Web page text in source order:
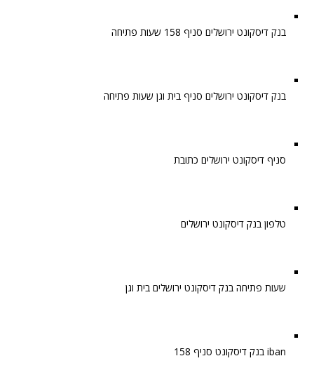
בנק דיסקונט ירושלים סניף 158 שעות פתיחה
בנק דיסקונט ירושלים סניף בית וגן שעות פתיחה
סניף דיסקונט ירושלים כתובת
טלפון בנק דיסקונט ירושלים
שעות פתיחה בנק דיסקונט ירושלים בית וגן
iban בנק דיסקונט סניף 158